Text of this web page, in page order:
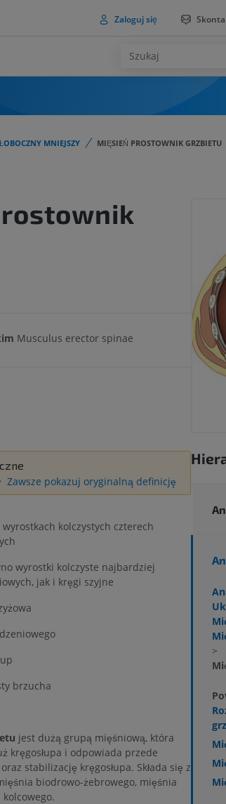
Zaloguj się
MNIEJSZY MIĘSIEŃ PROSTOWNIK GRZBIETU
Musculus erector spinae
Zawsze pokazuj oryginalną definicję
wyrostkach kolczystych czterech
wyrostki kolczyste najbardziej
jak i kręgi szyjne
brzucha
jest dużą grupą mięśniową, która
kręgosłupa i odpowiada przede
stabilizację kręgosłupa. Składa się z
biodrowo-żebrowego, mięśnia
>